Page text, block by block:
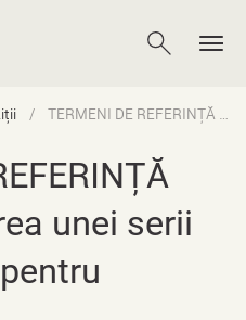
TERMENI DE REFERINȚĂ pentru realizarea unei serii de podcasturi pentru platforma www.eviolenta.md
unei serii